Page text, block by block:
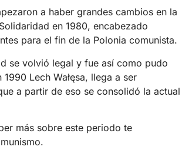
a haber grandes cambios en la
en 1980, encabezado
para el fin de la Polonia comunista.
se volvió legal y fue así como pudo
Lech Wałęsa, llega a ser
a partir de eso se consolidó la actual
más sobre este periodo te